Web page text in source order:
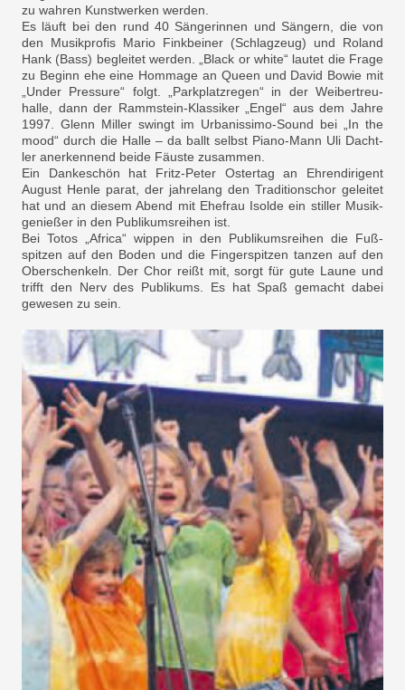
zu wahren Kunstwerken wer­den.
Es läuft bei den rund 40 Sän­gerinnen und Sängern, die von
den Musikprofis Mario Fink­beiner (Schlagzeug) und Roland
Hank (Bass) begleitet werden. „Black or white“ lautet die Fra­ge
zu Beginn ehe eine Hommage an Queen und David Bowie mit
„Under Pressure“ folgt. „Park­platzregen“ in der Weibertreu­
halle, dann der Rammstein-Klassiker „Engel“ aus dem Jah­re
1997. Glenn Miller swingt im Urbanissimo-Sound bei „In the
mood“ durch die Halle – da ballt selbst Piano-Mann Uli Dacht­
ler anerkennend beide Fäuste zusammen.
Ein Dankeschön hat Fritz-Peter Ostertag an Ehrendirigent
August Henle parat, der jahre­lang den Traditionschor geleitet
hat und an diesem Abend mit Ehefrau Isolde ein stiller Musik­
genießer in den Publikumsrei­hen ist.
Bei Totos „Africa“ wippen in den Publikumsreihen die Fuß­
spitzen auf den Boden und die Fingerspitzen tanzen auf den
Oberschenkeln. Der Chor reißt mit, sorgt für gute Laune und
trifft den Nerv des Publikums. Es hat Spaß gemacht dabei
gewesen zu sein.